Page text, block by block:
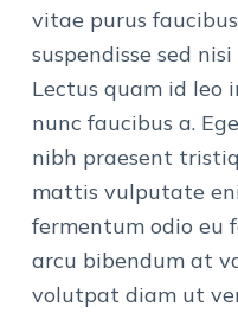
vitae purus
suspendisse sed
Lectus quam id leo
nunc faucibus a.
nibh praesent
mattis vulputate
fermentum odio eu
arcu bibendum at
volutpat diam ut